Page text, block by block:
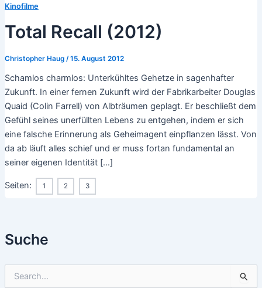
Suche
Kinofilme
Total Recall (2012)
Christopher Haug /15. August 2012
Schamlos charmlos: Unterkühltes Gehetze in sagenhafter
Zukunft. In einer fernen Zukunft wird der Fabrikarbeiter Douglas
Quaid (Colin Farrell) von Albträumen geplagt. Er beschließt dem
Gefühl seines unerfüllten Lebens zu entgehen, indem er sich
eine falsche Erinnerung als Geheimagent einpflanzen lässt. Von
da ab läuft alles schief und er muss fortan fundamental an
seiner eigenen Identität […]
Seiten: 1 2 3